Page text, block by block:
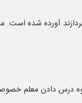
آورده شده
درس دادن معلم